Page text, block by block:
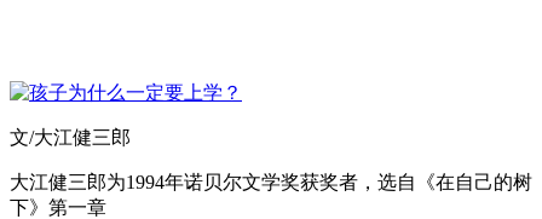
文/大江健三郎
大江健三郎为1994年诺贝尔文学奖获奖者，选自《在自己的树
下》第一章